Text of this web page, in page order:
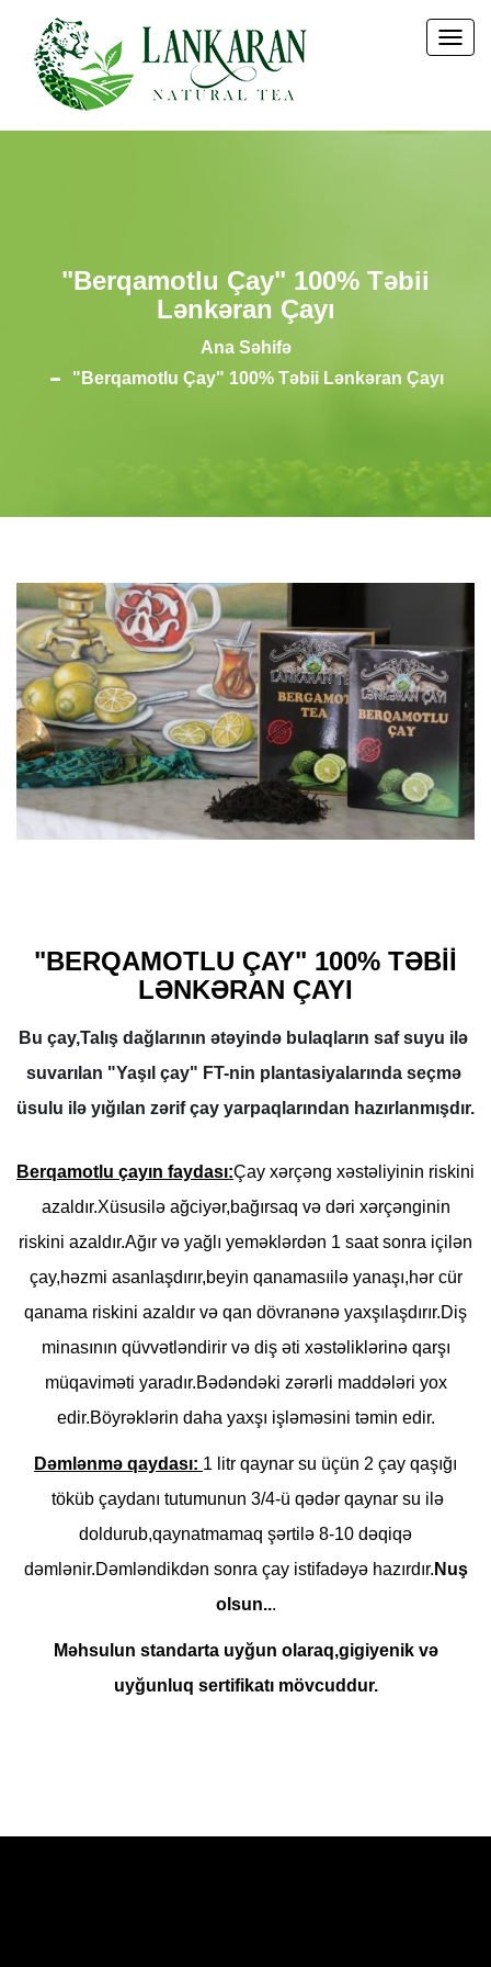
"Berqamotlu Çay" 100% Təbii
Lənkəran Çayı
Ana Səhifə
"Berqamotlu Çay" 100% Təbii Lənkəran Çayı
"BERQAMOTLU ÇAY" 100% TƏBII
LƏNKƏRAN ÇAYI
Bu çay,Talış dağlarının ətəyində bulaqların saf suyu ilə
suvarılan "Yaşıl çay" FT-nin plantasiyalarında seçmə
üsulu ilə yığılan zərif çay yarpaqlarından hazırlanmışdır.
Berqamotlu çayın faydası:Çay xərçəng xəstəliyinin riskini
azaldır.Xüsusilə ağciyər,bağırsaq və dəri xərçənginin
riskini azaldır.Ağır və yağlı yeməklərdən 1 saat sonra içilən
çay,həzmi asanlaşdırır,beyin qanamasıilə yanaşı,hər cür
qanama riskini azaldır və qan dövranənə yaxşılaşdırır.Diş
minasının qüvvətləndirir və diş əti xəstəliklərinə qarşı
müqaviməti yaradır.Bədəndəki zərərli maddələri yox
edir.Böyrəklərin daha yaxşı işləməsini təmin edir.
Dəmlənmə qaydası: 1 litr qaynar su üçün 2 çay qaşığı
töküb çaydanı tutumunun 3/4-ü qədər qaynar su ilə
doldurub,qaynatmamaq şərtilə 8-10 dəqiqə
dəmlənir.Dəmləndikdən sonra çay istifadəyə hazırdır. Nuş
olsun...
Məhsulun standarta uyğun olaraq,gigiyenik və
uyğunluq sertifikatı mövcuddur.